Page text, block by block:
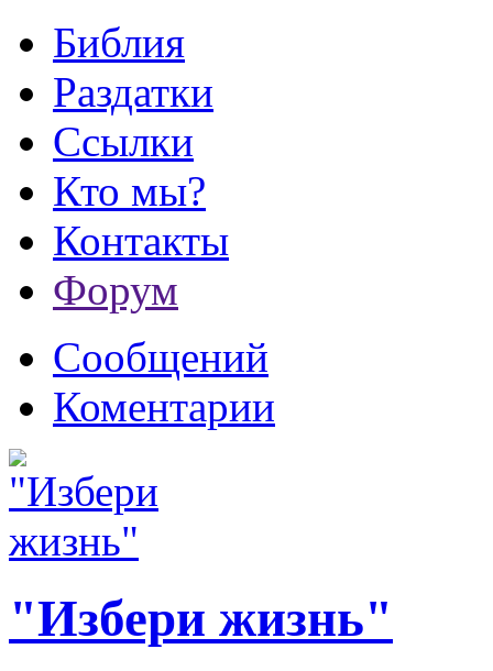
Библия
Раздатки
Ссылки
Кто мы?
Контакты
Форум
Сообщений
Коментарии
"Избери жизнь"